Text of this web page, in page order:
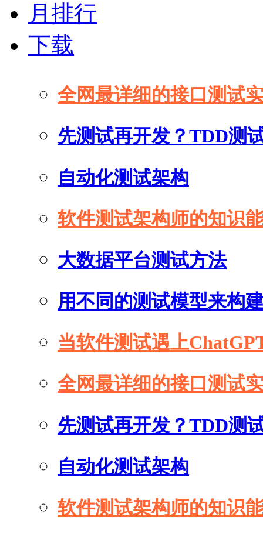
月排行
下载
全网最详细的接口测试
先测试再开发？TDD测
自动化测试架构
软件测试架构师的知识
大数据平台测试方法
用不同的测试模型来构
当软件测试遇上
全网最详细的接口测试
先测试再开发？TDD测
自动化测试架构
软件测试架构师的知识